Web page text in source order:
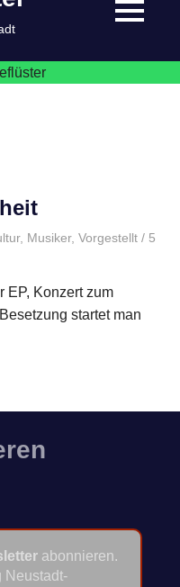
MENÜ
, Musiker, Vorgestellt/ 5
EP, Konzert zum
startet man
abonnieren.
Neustadt-